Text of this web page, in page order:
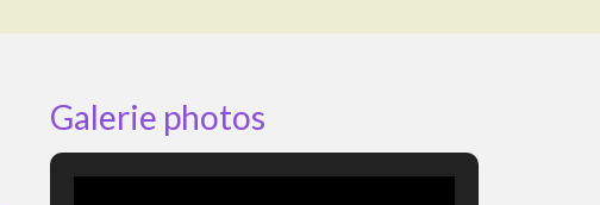
Galerie photos